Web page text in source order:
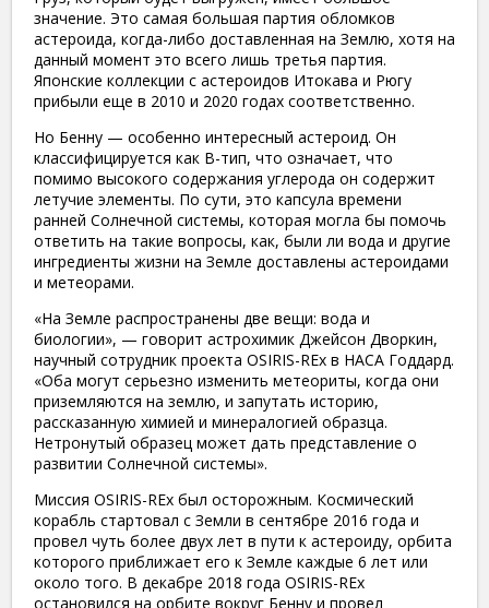
значение. Это самая большая партия обломков
астероида, когда-либо доставленная на Землю, хотя на
данный момент это всего лишь третья партия.
Японские коллекции с астероидов Итокава и Рюгу
прибыли еще в 2010 и 2020 годах соответственно.
Но Бенну — особенно интересный астероид. Он
классифицируется как B-тип, что означает, что
помимо высокого содержания углерода он содержит
летучие элементы. По сути, это капсула времени
ранней Солнечной системы, которая могла бы помочь
ответить на такие вопросы, как, были ли вода и другие
ингредиенты жизни на Земле доставлены астероидами
и метеорами.
«На Земле распространены две вещи: вода и
биологии», — говорит астрохимик Джейсон Дворкин,
научный сотрудник проекта OSIRIS-REx в НАСА Годдард.
«Оба могут серьезно изменить метеориты, когда они
приземляются на землю, и запутать историю,
рассказанную химией и минералогией образца.
Нетронутый образец может дать представление о
развитии Солнечной системы».
Миссия OSIRIS-REx был осторожным. Космический
корабль стартовал с Земли в сентябре 2016 года и
провел чуть более двух лет в пути к астероиду, орбита
которого приближает его к Земле каждые 6 лет или
около того. В декабре 2018 года OSIRIS-REx
остановился на орбите вокруг Бенну и провел